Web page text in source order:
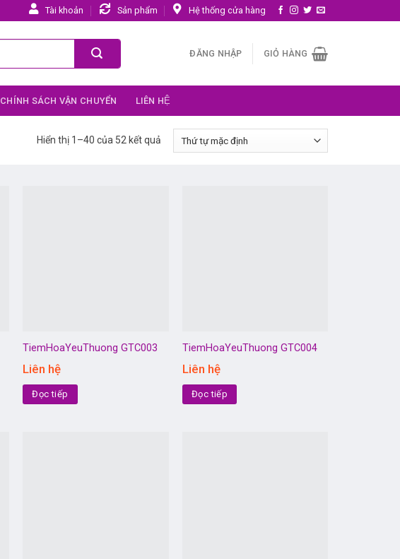
Tài khoản Sản phẩm Hệ thống cửa hàng
ĐĂNG NHẬP GIỎ HÀNG
CHÍNH SÁCH VẬN CHUYỂN LIÊN HỆ
Hiển thị 1–40 của 52 kết quả
TiemHoaYeuThuong GTC003
Liên hệ
Đọc tiếp
TiemHoaYeuThuong GTC004
Liên hệ
Đọc tiếp